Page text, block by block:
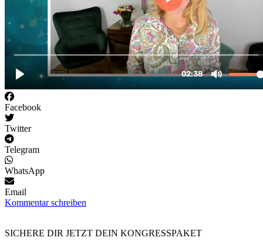
Facebook
Twitter
Telegram
WhatsApp
Email
Kommentar schreiben
SICHERE DIR JETZT DEIN KONGRESSPAKET​